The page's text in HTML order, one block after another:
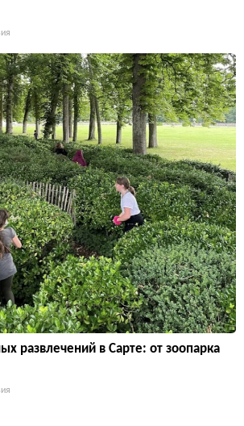
развлечений в Сарте: от зоопарка